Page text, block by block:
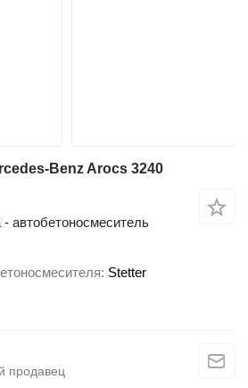
Benz Arocs 3240
автобетоносмеситель
Stetter